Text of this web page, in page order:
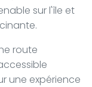
sur l'île et
route
une expérience